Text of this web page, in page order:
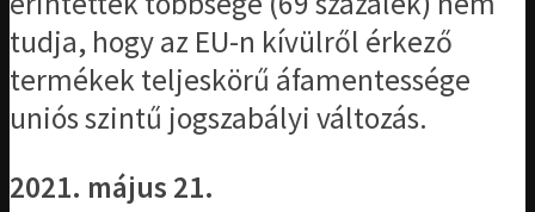
tudja, hogy az EU-n kívülről érkező
termékek teljeskörű áfamentessége
uniós szintű jogszabályi változás.
2021. május 21.